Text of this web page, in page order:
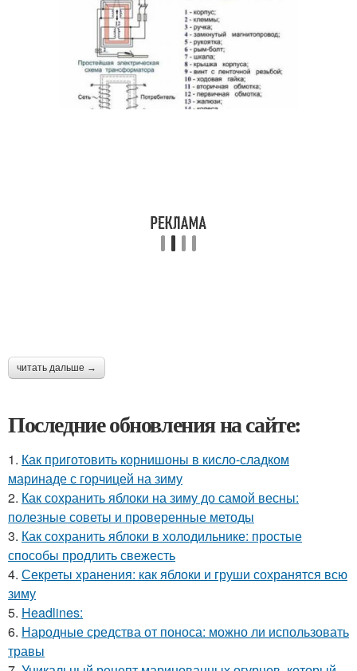
читать дальше →
Последние обновления на сайте:
1. Как приготовить корнишоны в кисло-сладком
маринаде с горчицей на зиму
2. Как сохранить яблоки на зиму до самой весны:
полезные советы и проверенные методы
3. Как сохранить яблоки в холодильнике: простые
способы продлить свежесть
4. Секреты хранения: как яблоки и груши сохранятся всю
зиму
5. Headlines:
6. Народные средства от поноса: можно ли использовать
травы